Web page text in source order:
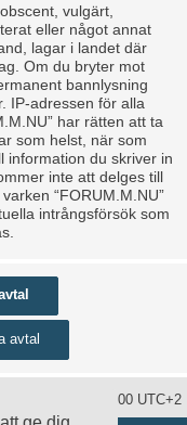
vulgärt,
eller något annat
lagar i landet där
Om du bryter mot
bannlysning
IP-adressen för alla
har rätten att ta
som helst, när som
information du skriver in
inte att delges till
“FORUM.M.NU”
intrångsförsök som
är UTC+02:00 UTC+2